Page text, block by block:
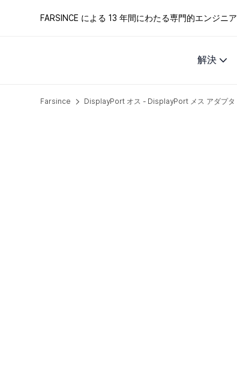
FARSINCE による 13 年間にわたる専門的エンジニ
解決
Farsince DisplayPort オス - DisplayPort メス アダプタ